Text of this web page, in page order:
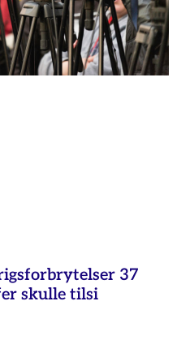
37
skulle tilsi